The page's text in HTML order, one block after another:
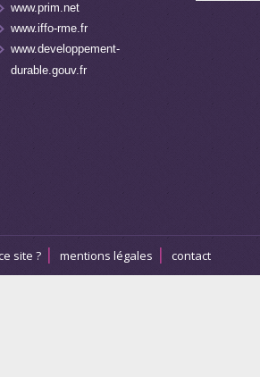
www.prim.net
www.iffo-rme.fr
www.developpement-
durable.gouv.fr
site ? mentions légales contact